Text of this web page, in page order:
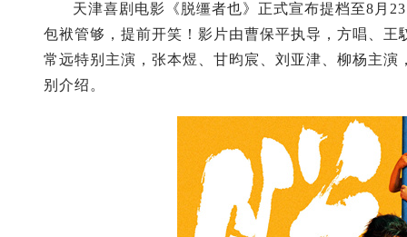
天津喜剧电影《脱缰者也》正式宣布提档至8月
包袱管够，提前开笑！影片由曹保平执导，方唱、
常远特别主演，张本煜、甘昀宸、刘亚津、柳杨主
别介绍。